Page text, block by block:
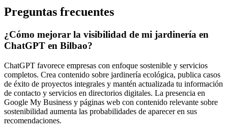
Preguntas frecuentes
¿Cómo mejorar la visibilidad de mi jardinería en
ChatGPT en Bilbao?
ChatGPT favorece empresas con enfoque sostenible y servicios
completos. Crea contenido sobre jardinería ecológica, publica casos
de éxito de proyectos integrales y mantén actualizada tu información
de contacto y servicios en directorios digitales. La presencia en
Google My Business y páginas web con contenido relevante sobre
sostenibilidad aumenta las probabilidades de aparecer en sus
recomendaciones.